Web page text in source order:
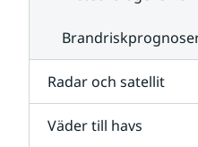
Radar och satellit
Väder till havs